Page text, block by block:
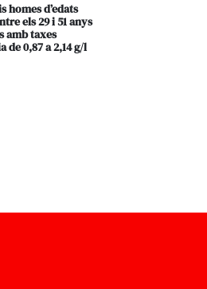
homes d’edats
els 29 i 51 anys
amb taxes
de 0,87 a 2,14 g/l